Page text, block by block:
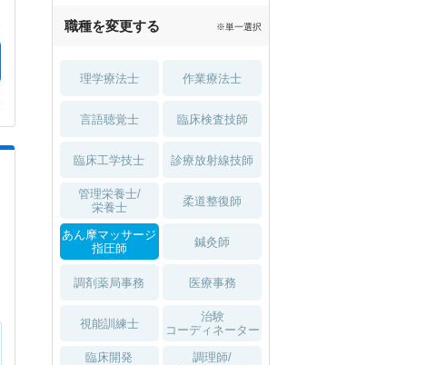
職種を変更する ※単一選択
理学療法士 作業療法士
言語聴覚士 臨床検査技師
臨床工学技士 診療放射線技師
管理栄養士/
栄養士
柔道整復師
あん摩マッサージ
指圧師
鍼灸師
調剤薬局事務 医療事務
視能訓練士
治験
コーディネーター
臨床開発
調理師/